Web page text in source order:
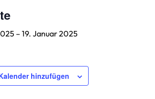
– 19. Januar 2025
hinzufügen